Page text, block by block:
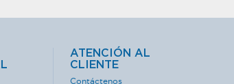
ATENCIÓN AL
CLIENTE
Contáctenos